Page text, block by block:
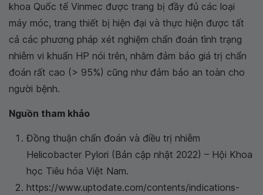
khoa Quốc tế Vinmec được trang bị đầy đủ các loại
máy móc, trang thiết bị hiện đại và thực hiện được tất
cả các phương pháp xét nghiệm chẩn đoán tình trạng
nhiễm vi khuẩn HP nói trên, nhằm đảm bảo giá trị chẩn
đoán rất cao (> 95%) cũng như đảm bảo an toàn cho
người bệnh.
Nguồn tham khảo
Đồng thuận chẩn đoán và điều trị nhiễm
Helicobacter Pylori (Bản cập nhật 2022) – Hội Khoa
học Tiêu hóa Việt Nam.
https://www.uptodate.com/contents/indications-